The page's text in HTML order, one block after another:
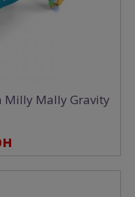
Milly Mally Gravity